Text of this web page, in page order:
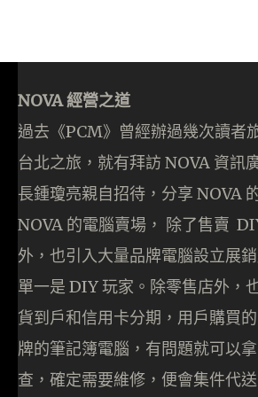
NOVA 經營之道
過去《PCM》曾經辦過幾次讀者
台北之旅，就有拜訪 NOVA 資訊
長鍾瓊亮親自招待，分享 NOVA
NOVA 的電腦賣場， 除了售賣
外，也引入大量品牌電腦設立展
單一是 DIY 玩家。除零售店外，
貨到戶和信用卡分期，用戶購買
牌的筆記簿電腦，有問題就可以
查，確定需要維修，便會集件代